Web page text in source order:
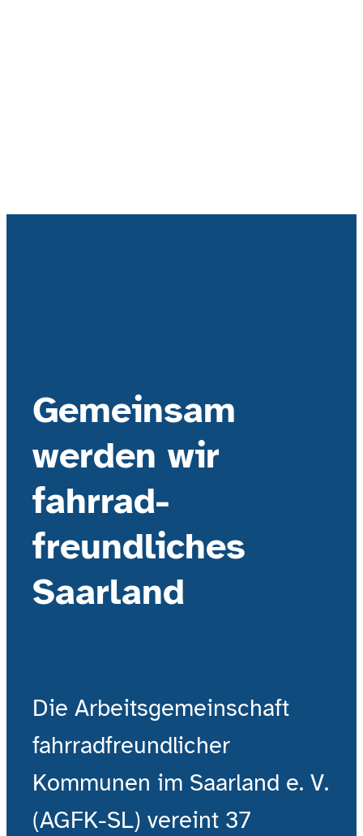
Gemeinsam
werden wir
fahrrad­
freundliches
Saarland
Die Arbeitsgemeinschaft
fahrradfreundlicher
Kommunen im Saarland e. V.
(AGFK-SL) vereint 37